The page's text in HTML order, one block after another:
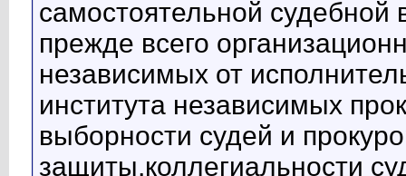
самостоятельной судебной
прежде всего
независимых от
института независимых
выборности судей и
защиты,коллегиальности